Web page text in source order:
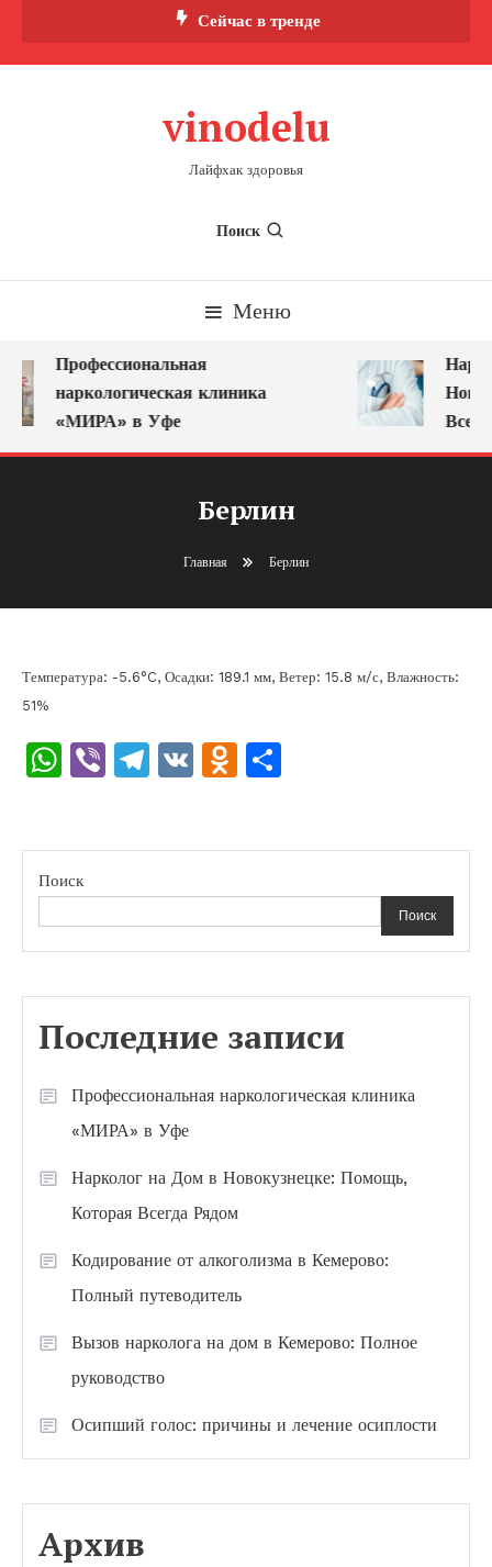
Сейчас в тренде
vinodelu
Лайфхак здоровья
Поиск
Меню
Профессиональная
наркологическая клиника
«МИРА» в Уфе
Берлин
Главная Берлин
Температура: -5.6°C, Осадки: 189.1 мм, Ветер: 15.8 м/с, Влажность:
51%
WhatsApp
ViberTelegram
VK Odnoklassniki
Поиск
Поиск
Последние записи
Профессиональная наркологическая клиника
«МИРА» в Уфе
Нарколог на Дом в Новокузнецке: Помощь,
Которая Всегда Рядом
Кодирование от алкоголизма в Кемерово:
Полный путеводитель
Вызов нарколога на дом в Кемерово: Полное
руководство
Осипший голос: причины и лечение осиплости
Архив